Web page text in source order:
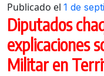
Publicado el 1 de
Diputados
explicaciones
Militar en